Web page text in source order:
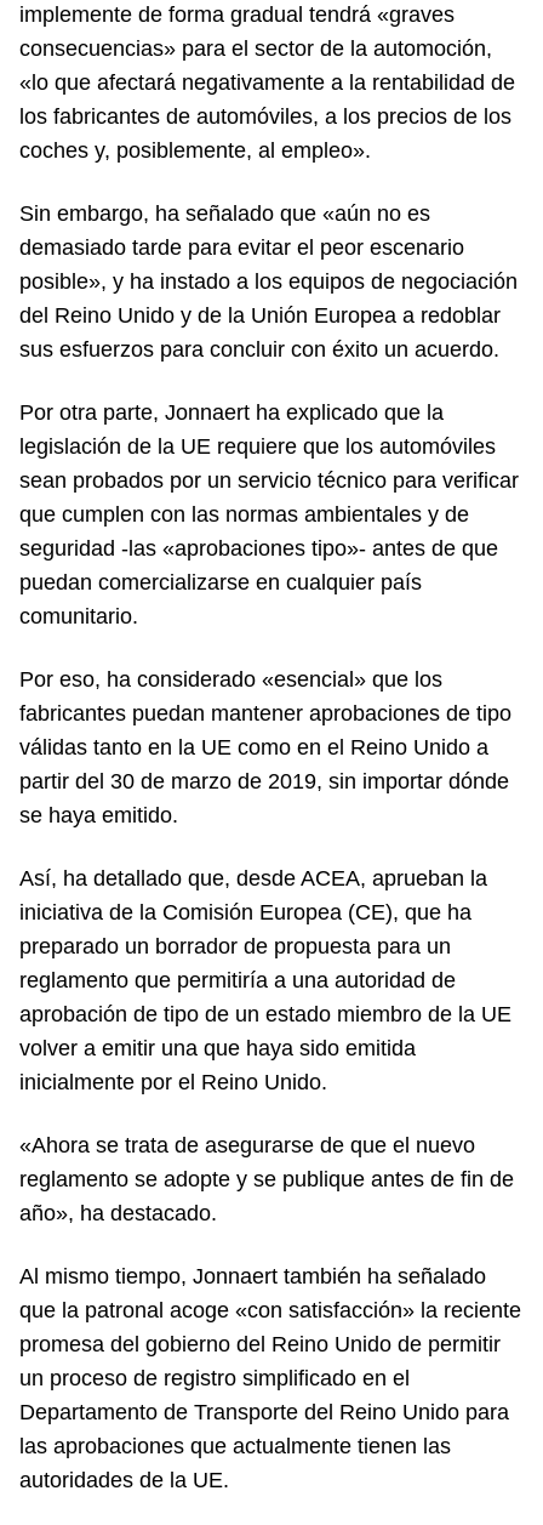
implemente de forma gradual tendrá «graves
consecuencias» para el sector de la automoción,
«lo que afectará negativamente a la rentabilidad de
los fabricantes de automóviles, a los precios de los
coches y, posiblemente, al empleo».
Sin embargo, ha señalado que «aún no es
demasiado tarde para evitar el peor escenario
posible», y ha instado a los equipos de negociación
del Reino Unido y de la Unión Europea a redoblar
sus esfuerzos para concluir con éxito un acuerdo.
Por otra parte, Jonnaert ha explicado que la
legislación de la UE requiere que los automóviles
sean probados por un servicio técnico para verificar
que cumplen con las normas ambientales y de
seguridad -las «aprobaciones tipo»- antes de que
puedan comercializarse en cualquier país
comunitario.
Por eso, ha considerado «esencial» que los
fabricantes puedan mantener aprobaciones de tipo
válidas tanto en la UE como en el Reino Unido a
partir del 30 de marzo de 2019, sin importar dónde
se haya emitido.
Así, ha detallado que, desde ACEA, aprueban la
iniciativa de la Comisión Europea (CE), que ha
preparado un borrador de propuesta para un
reglamento que permitiría a una autoridad de
aprobación de tipo de un estado miembro de la UE
volver a emitir una que haya sido emitida
inicialmente por el Reino Unido.
«Ahora se trata de asegurarse de que el nuevo
reglamento se adopte y se publique antes de fin de
año», ha destacado.
Al mismo tiempo, Jonnaert también ha señalado
que la patronal acoge «con satisfacción» la reciente
promesa del gobierno del Reino Unido de permitir
un proceso de registro simplificado en el
Departamento de Transporte del Reino Unido para
las aprobaciones que actualmente tienen las
autoridades de la UE.